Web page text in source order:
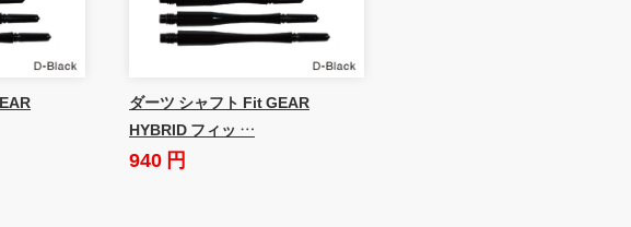
ダーツ シャフト Fit GEAR
HYBRID フィッ …
940 円